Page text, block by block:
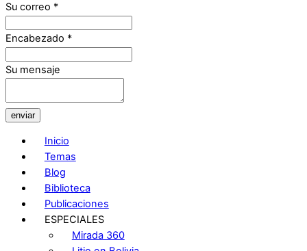
Su correo *
Encabezado *
Su mensaje
enviar
Inicio
Temas
Blog
Biblioteca
Publicaciones
ESPECIALES
Mirada 360